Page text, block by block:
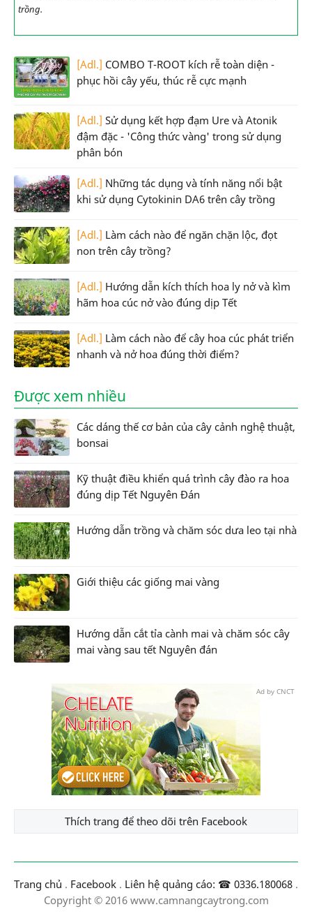
trồng.
[Adl.] COMBO T-ROOT kích rễ toàn diện -
phục hồi cây yếu, thúc rễ cực mạnh
[Adl.] Sử dụng kết hợp đạm Ure và Atonik
đậm đặc - 'Công thức vàng' trong sử dụng
phân bón
[Adl.] Những tác dụng và tính năng nổi bật
khi sử dụng Cytokinin DA6 trên cây trồng
[Adl.] Làm cách nào để ngăn chặn lộc, đọt
non trên cây trồng?
[Adl.] Hướng dẫn kích thích hoa ly nở và kìm
hãm hoa cúc nở vào đúng dịp Tết
[Adl.] Làm cách nào để cây hoa cúc phát triển
nhanh và nở hoa đúng thời điểm?
Được xem nhiều
Các dáng thế cơ bản của cây cảnh nghệ thuật,
bonsai
Kỹ thuật điều khiển quá trình cây đào ra hoa
đúng dịp Tết Nguyên Đán
Hướng dẫn trồng và chăm sóc dưa leo tại nhà
Giới thiệu các giống mai vàng
Hướng dẫn cắt tỉa cành mai và chăm sóc cây
mai vàng sau tết Nguyên đán
Ad by CNCT
Thích trang để theo dõi trên Facebook
Trang chủ . Facebook . Liên hệ quảng cáo: ☎ 0336.180068 .
Copyright © 2016 www.camnangcaytrong.com